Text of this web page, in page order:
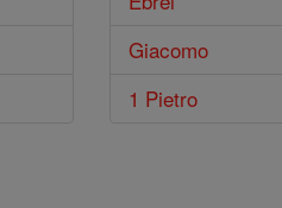
Giacomo
1 Pietro